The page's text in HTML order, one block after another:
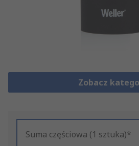
Zobacz
Suma częściowa (1 sztuka)*